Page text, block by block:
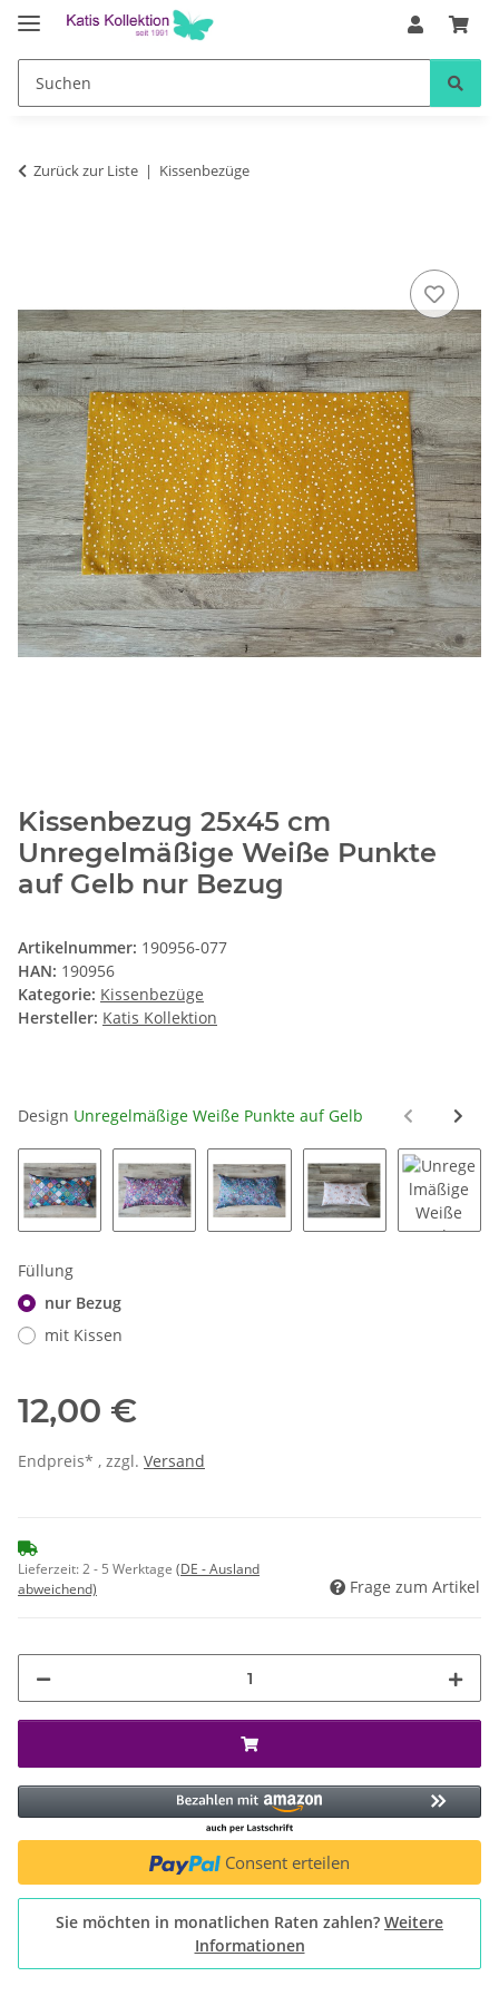
Zurück zur Liste Kissenbezüge
Kissenbezug 25x45 cm
Unregelmäßige Weiße Punkte
auf Gelb nur Bezug
Artikelnummer: 190956-077
HAN: 190956
Kategorie: Kissenbezüge
Hersteller: Katis Kollektion
Design Unregelmäßige Weiße Punkte auf Gelb
Füllung
nur Bezug
mit Kissen
12,00 €
Endpreis* , zzgl. Versand
Lieferzeit:2 - 5 Werktage (DE - Ausland
abweichend)
Frage zum Artikel
Consent erteilen
Sie möchten in monatlichen Raten zahlen? Weitere
Informationen